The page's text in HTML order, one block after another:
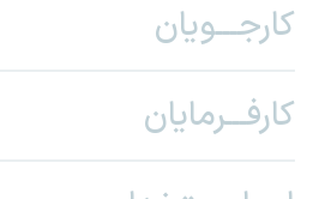
کارجـــویان
کارفـــرمایان